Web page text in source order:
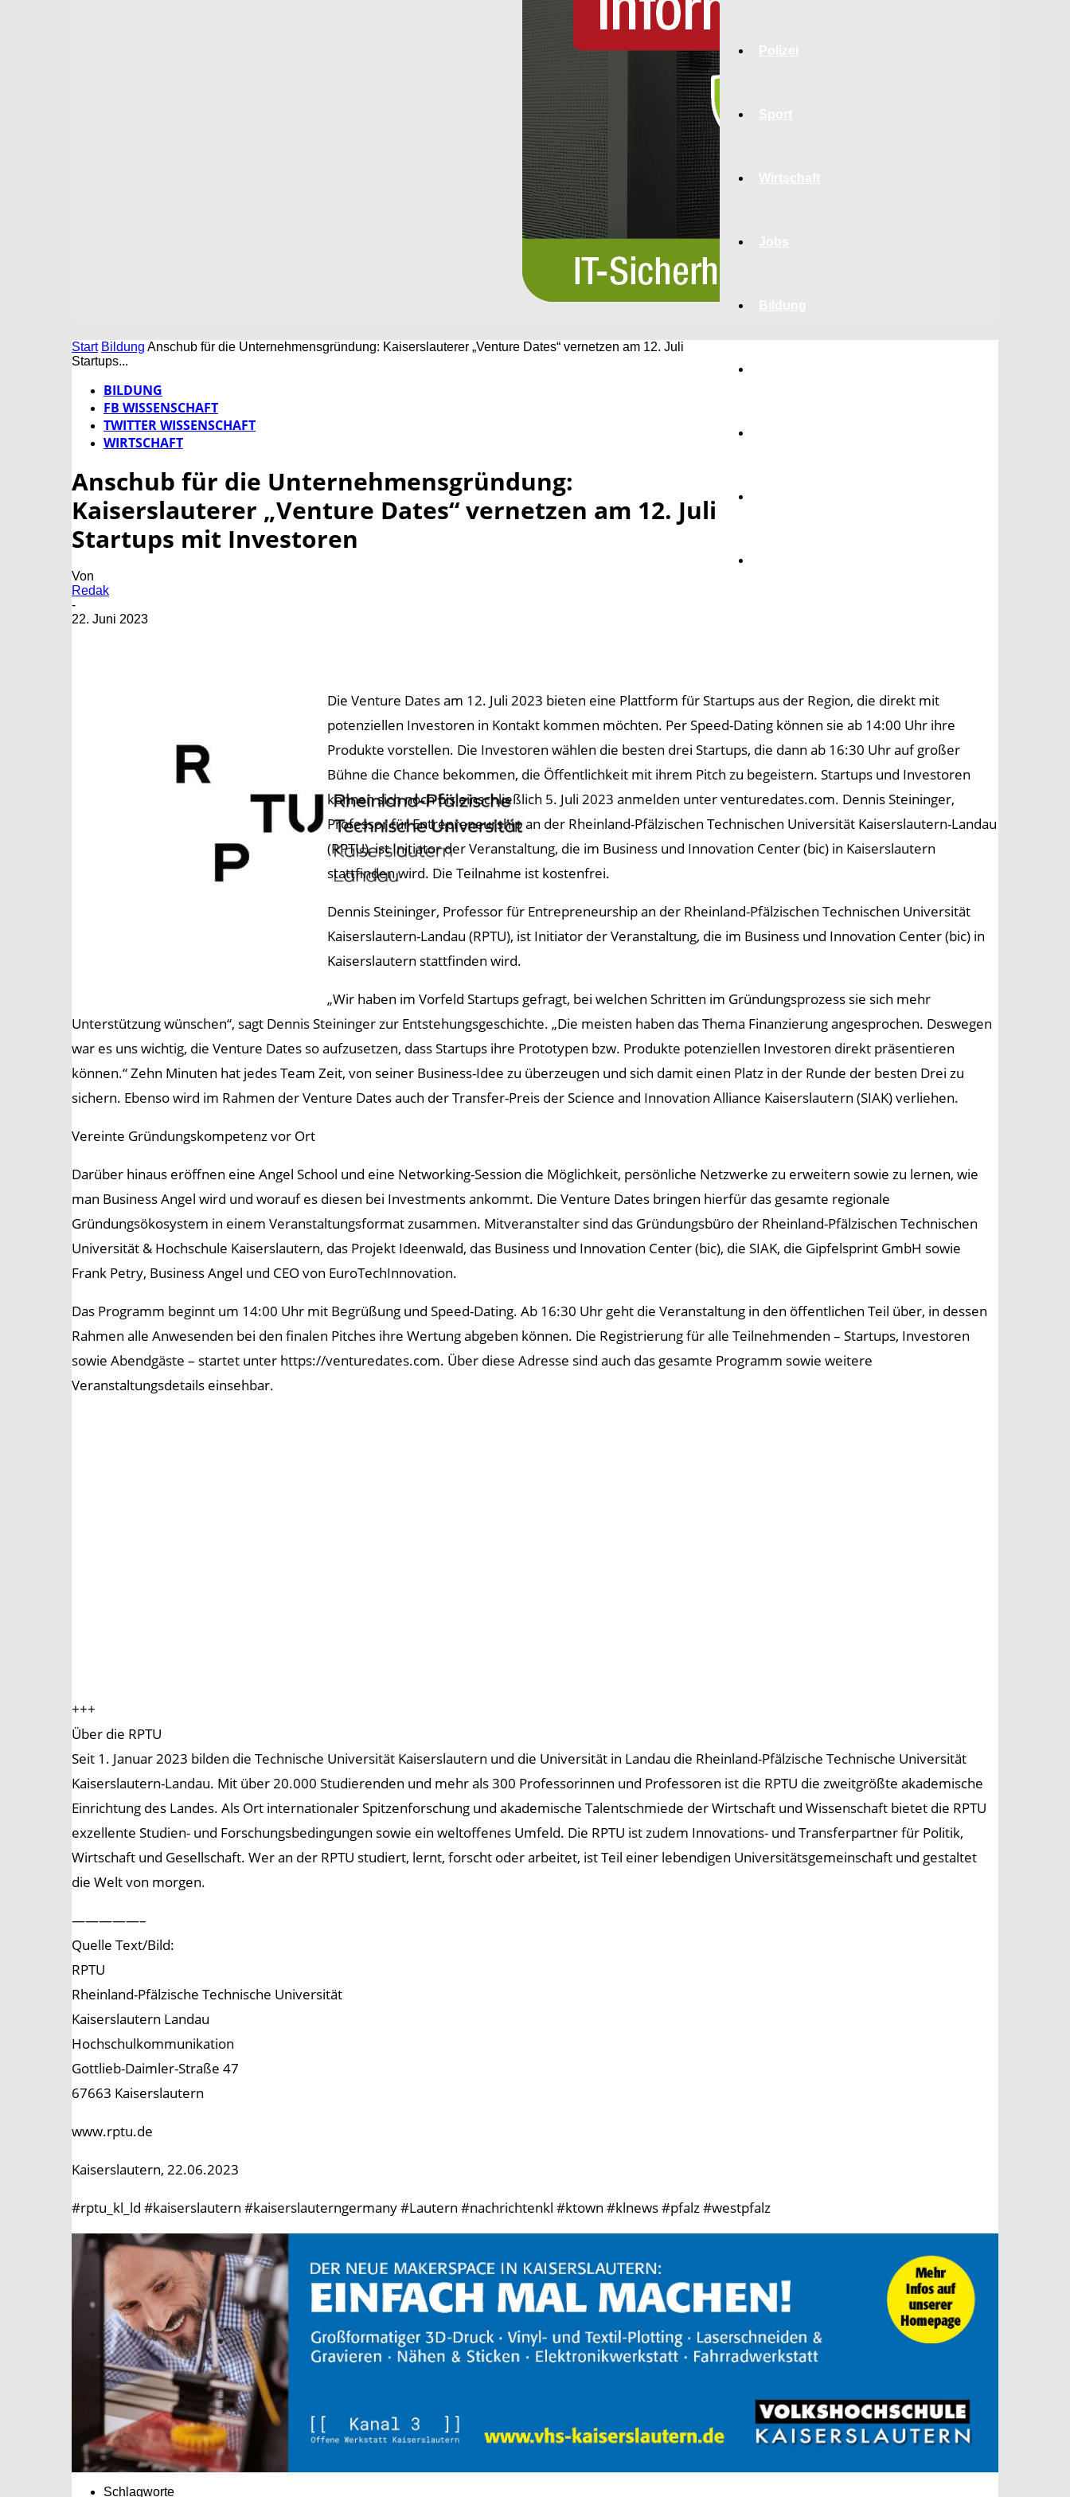
Start Bildung Anschub für die Unternehmensgründung: Kaiserslauterer „Venture Dates“ vernetzen am 12. Juli
Startups...
BILDUNG
FB WISSENSCHAFT
TWITTER WISSENSCHAFT
WIRTSCHAFT
Anschub für die Unternehmensgründung:
Kaiserslauterer „Venture Dates“ vernetzen am 12. Juli
Startups mit Investoren
Von
Redak
-
22. Juni 2023
Die Venture Dates am 12. Juli 2023 bieten eine Plattform für Startups aus der Region, die direkt mit
potenziellen Investoren in Kontakt kommen möchten. Per Speed-Dating können sie ab 14:00 Uhr ihre
Produkte vorstellen. Die Investoren wählen die besten drei Startups, die dann ab 16:30 Uhr auf großer
Bühne die Chance bekommen, die Öffentlichkeit mit ihrem Pitch zu begeistern. Startups und Investoren
können sich noch bis einschließlich 5. Juli 2023 anmelden unter venturedates.com. Dennis Steininger,
Professor für Entrepreneurship an der Rheinland-Pfälzischen Technischen Universität Kaiserslautern-Landau
(RPTU), ist Initiator der Veranstaltung, die im Business und Innovation Center (bic) in Kaiserslautern
stattfinden wird. Die Teilnahme ist kostenfrei.
Dennis Steininger, Professor für Entrepreneurship an der Rheinland-Pfälzischen Technischen Universität
Kaiserslautern-Landau (RPTU), ist Initiator der Veranstaltung, die im Business und Innovation Center (bic) in
Kaiserslautern stattfinden wird.
„Wir haben im Vorfeld Startups gefragt, bei welchen Schritten im Gründungsprozess sie sich mehr
Unterstützung wünschen“, sagt Dennis Steininger zur Entstehungsgeschichte. „Die meisten haben das Thema Finanzierung angesprochen. Deswegen
war es uns wichtig, die Venture Dates so aufzusetzen, dass Startups ihre Prototypen bzw. Produkte potenziellen Investoren direkt präsentieren
können.“ Zehn Minuten hat jedes Team Zeit, von seiner Business-Idee zu überzeugen und sich damit einen Platz in der Runde der besten Drei zu
sichern. Ebenso wird im Rahmen der Venture Dates auch der Transfer-Preis der Science and Innovation Alliance Kaiserslautern (SIAK) verliehen.
Vereinte Gründungskompetenz vor Ort
Darüber hinaus eröffnen eine Angel School und eine Networking-Session die Möglichkeit, persönliche Netzwerke zu erweitern sowie zu lernen, wie
man Business Angel wird und worauf es diesen bei Investments ankommt. Die Venture Dates bringen hierfür das gesamte regionale
Gründungsökosystem in einem Veranstaltungsformat zusammen. Mitveranstalter sind das Gründungsbüro der Rheinland-Pfälzischen Technischen
Universität & Hochschule Kaiserslautern, das Projekt Ideenwald, das Business und Innovation Center (bic), die SIAK, die Gipfelsprint GmbH sowie
Frank Petry, Business Angel und CEO von EuroTechInnovation.
Das Programm beginnt um 14:00 Uhr mit Begrüßung und Speed-Dating. Ab 16:30 Uhr geht die Veranstaltung in den öffentlichen Teil über, in dessen
Rahmen alle Anwesenden bei den finalen Pitches ihre Wertung abgeben können. Die Registrierung für alle Teilnehmenden – Startups, Investoren
sowie Abendgäste – startet unter https://venturedates.com. Über diese Adresse sind auch das gesamte Programm sowie weitere
Veranstaltungsdetails einsehbar.
+++
Über die RPTU
Seit 1. Januar 2023 bilden die Technische Universität Kaiserslautern und die Universität in Landau die Rheinland-Pfälzische Technische Universität
Kaiserslautern-Landau. Mit über 20.000 Studierenden und mehr als 300 Professorinnen und Professoren ist die RPTU die zweitgrößte akademische
Einrichtung des Landes. Als Ort internationaler Spitzenforschung und akademische Talentschmiede der Wirtschaft und Wissenschaft bietet die RPTU
exzellente Studien- und Forschungsbedingungen sowie ein weltoffenes Umfeld. Die RPTU ist zudem Innovations- und Transferpartner für Politik,
Wirtschaft und Gesellschaft. Wer an der RPTU studiert, lernt, forscht oder arbeitet, ist Teil einer lebendigen Universitätsgemeinschaft und gestaltet
die Welt von morgen.
—————–
Quelle Text/Bild:
RPTU
Rheinland-Pfälzische Technische Universität
Kaiserslautern Landau
Hochschulkommunikation
Gottlieb-Daimler-Straße 47
67663 Kaiserslautern
www.rptu.de
Kaiserslautern, 22.06.2023
#rptu_kl_ld #kaiserslautern #kaiserslauterngermany #Lautern #nachrichtenkl #ktown #klnews #pfalz #westpfalz
Schlagworte